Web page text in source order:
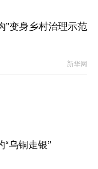
”变身乡村治理示范
新华网
乌铜走银”